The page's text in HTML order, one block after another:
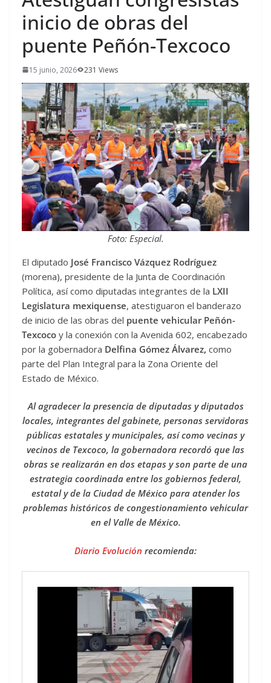
inicio de obras del
puente Peñón-Texcoco
15 junio, 2026 231 Views
Foto: Especial.
El diputado José Francisco Vázquez Rodríguez
(morena), presidente de la Junta de Coordinación
Política, así como diputadas integrantes de la LXII
Legislatura mexiquense, atestiguaron el banderazo
de inicio de las obras del puente vehicular Peñón-
Texcoco y la conexión con la Avenida 602, encabezado
por la gobernadora Delfina Gómez Álvarez, como
parte del Plan Integral para la Zona Oriente del
Estado de México.
Al agradecer la presencia de diputadas y diputados
locales, integrantes del gabinete, personas servidoras
públicas estatales y municipales, así como vecinas y
vecinos de Texcoco, la gobernadora recordó que las
obras se realizarán en dos etapas y son parte de una
estrategia coordinada entre los gobiernos federal,
estatal y de la Ciudad de México para atender los
problemas históricos de congestionamiento vehicular
en el Valle de México.
Diario Evolución recomienda: